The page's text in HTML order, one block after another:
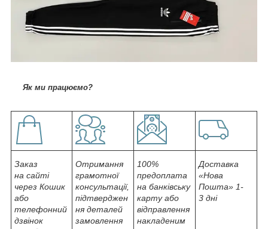
Як ми працюємо?
Заказ
на сайті
через Кошик
або
телефонний
дзвінок
Отримання
грамотної
консультації,
підтверджен
ня деталей
замовлення
100%
предоплата
на банківську
карту або
відправлення
накладеним
Доставка
«Нова
Пошта» 1-
3 дні